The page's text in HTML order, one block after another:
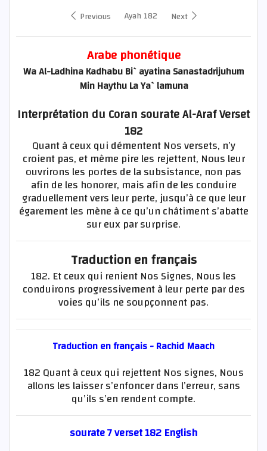
Previous
Ayah 182 Next
Arabe phonétique
Wa Al-Ladhina Kadhabu Bi`ayatina Sanastadrijuhum
Min Haythu La Ya`lamuna
Interprétation du Coran sourate Al-Araf Verset
182
Quant à ceux qui démentent Nos versets, n’y
croient pas, et même pire les rejettent, Nous leur
ouvrirons les portes de la subsistance, non pas
afin de les honorer, mais afin de les conduire
graduellement vers leur perte, jusqu’à ce que leur
égarement les mène à ce qu’un châtiment s’abatte
sur eux par surprise.
Traduction en français
182. Et ceux qui renient Nos Signes, Nous les
conduirons progressivement à leur perte par des
voies qu’ils ne soupçonnent pas.
Traduction en français - Rachid Maach
182 Quant à ceux qui rejettent Nos signes, Nous
allons les laisser s’enfoncer dans l’erreur, sans
qu’ils s’en rendent compte.
sourate 7 verset 182 English